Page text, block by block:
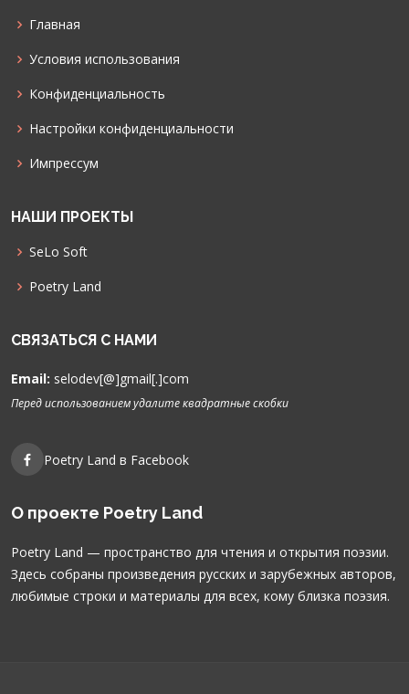
Главная
Условия использования
Конфиденциальность
Настройки конфиденциальности
Импрессум
НАШИ ПРОЕКТЫ
SeLo Soft
Poetry Land
СВЯЗАТЬСЯ С НАМИ
Email: selodev[@]gmail[.]com
Перед использованием удалите квадратные скобки
Poetry Land в Facebook
О проекте Poetry Land
Poetry Land — пространство для чтения и открытия поэзии.
Здесь собраны произведения русских и зарубежных авторов,
любимые строки и материалы для всех, кому близка поэзия.